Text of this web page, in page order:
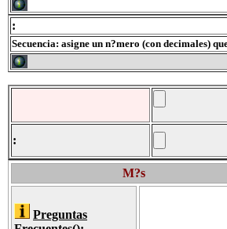
:
Secuencia: asigne un n?mero (con decimales)
:
M?s
Preguntas